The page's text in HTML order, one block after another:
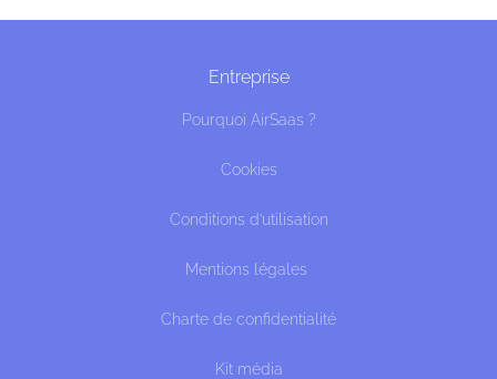
Entreprise
Pourquoi AirSaas ?
Cookies
Conditions d’utilisation
Mentions légales
Charte de confidentialité
Kit média